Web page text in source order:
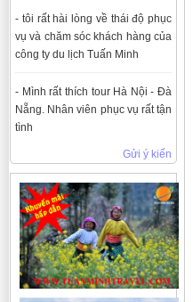
- tôi rất hài lòng về thái độ phục
vụ và chăm sóc khách hàng của
công ty du lịch Tuấn Minh
- Mình rất thích tour Hà Nội - Đà
Nẵng. Nhân viên phục vụ rất tận
tình
Gửi ý kiến